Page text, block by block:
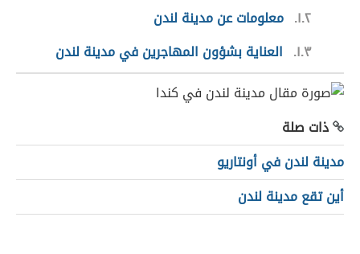
١.٢ معلومات عن مدينة لندن
١.٣
العناية بشؤون المهاجرين في مدينة لندن
ذات صلة
مدينة لندن في أونتاريو
أين تقع مدينة لندن